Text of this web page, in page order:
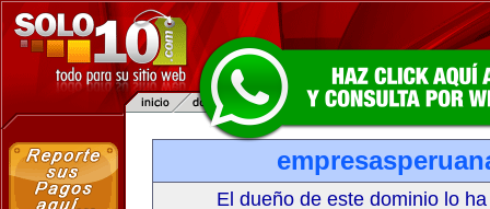
El dueño de este dominio lo